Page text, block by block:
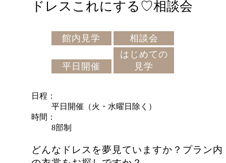
ドレスこれにする♡相談会
館内見学 相談会
平日開催
はじめての
見学
日程
平日開催（火・水曜日除く）
時間
8部制
どんなドレスを夢見ていますか？プラン内